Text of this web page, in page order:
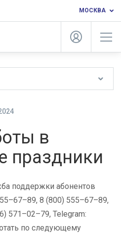
МОСКВА
в
праздники
поддержки абонентов
8 (800) 555–67–89,
571–02–79, Telegram:
по следующему